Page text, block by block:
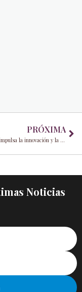
PRÓXIMA
Miami-Dade impulsa la innovación y la rendición de cuentas: el recaudador de impuestos Dariel Fernandez lidera una auditoría mientras una nueva alianza universitaria amplía las oportunidades
Noticias